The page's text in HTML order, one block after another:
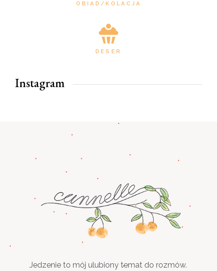
OBIAD/KOLACJA
DESER
Instagram
Jedzenie to mój ulubiony temat do rozmów.